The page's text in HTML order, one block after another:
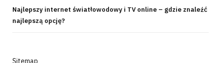
Najlepszy internet światłowodowy i TV online – gdzie znaleźć
najlepszą opcję?